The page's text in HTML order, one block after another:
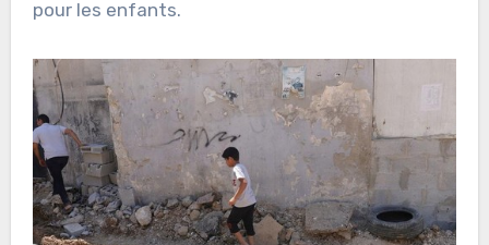
pour les enfants.